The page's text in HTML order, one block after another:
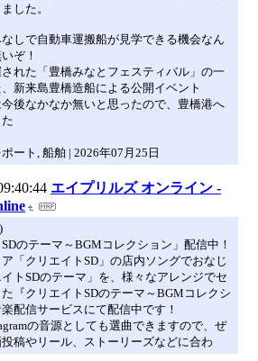
した。
しで自動車運搬船が見学できる機会なん
ぞ！
れた「豊橋みなとフェスティバル」の一
新来島豊橋造船による公開イベント
後なかなか無いと思ったので、豊橋港へ
ート, 船舶 | 2026年07月25日
エイプリルズ オンライン -
SDのテーマ～BGMコレクション」配信中！
ア「クリエイトSD」の店内ソングでおなじ
トSDのテーマ」を、様々なアレンジでセ
『クリエイトSDのテーマ～BGMコレクシ
配信サービスにて配信中です！
の音源としても選曲できますので、ぜ
稿やリール、ストーリーズなどに合わ